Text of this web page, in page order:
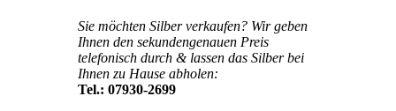
Sie möchten Silber verkaufen? Wir geben
Ihnen den sekundengenauen Preis
telefonisch durch & lassen das Silber bei
Ihnen zu Hause abholen:
Tel.: 07930-2699